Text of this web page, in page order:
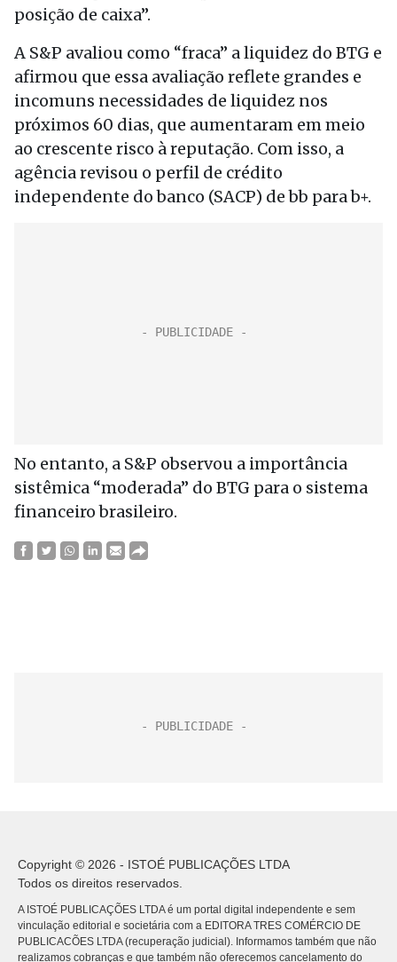
posição de caixa”.
A S&P avaliou como “fraca” a liquidez do BTG e
afirmou que essa avaliação reflete grandes e
incomuns necessidades de liquidez nos
próximos 60 dias, que aumentaram em meio
ao crescente risco à reputação. Com isso, a
agência revisou o perfil de crédito
independente do banco (SACP) de bb para b+.
No entanto, a S&P observou a importância
sistêmica “moderada” do BTG para o sistema
financeiro brasileiro.
Copyright © 2026 - ISTOÉ PUBLICAÇÕES LTDA
Todos os direitos reservados.
A ISTOÉ PUBLICAÇÕES LTDA é um portal digital independente e sem
vinculação editorial e societária com a EDITORA TRES COMÉRCIO DE
PUBLICACÕES LTDA (recuperação judicial). Informamos também que não
realizamos cobranças e que também não oferecemos cancelamento do